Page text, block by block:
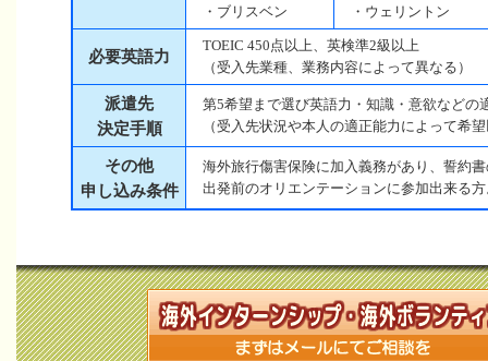
・ブリスベン
・ウェリントン
必要英語力
TOEIC 450点以上、英検準2級以上
（受入先業種、業務内容によって異なる）
派遣先
決定手順
第5希望まで選び英語力・知識・意欲などの
（受入先状況や本人の適正能力によって希
その他
申し込み条件
海外旅行傷害保険に加入義務があり、誓約
出発前のオリエンテーションに参加出来る